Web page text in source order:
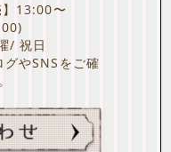
13:00〜
/ 祝日
やSNSをご確